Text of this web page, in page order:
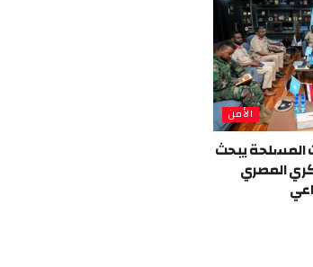
الأمن
المسلحة يبحث
المصري